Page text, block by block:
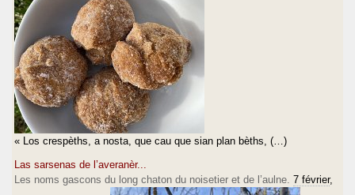
« Los crespèths, a nosta, que cau que sian plan bèths, (…)
Las sarsenas de l’averanèr...
Les noms gascons du long chaton du noisetier et de l’aulne. 7 février,